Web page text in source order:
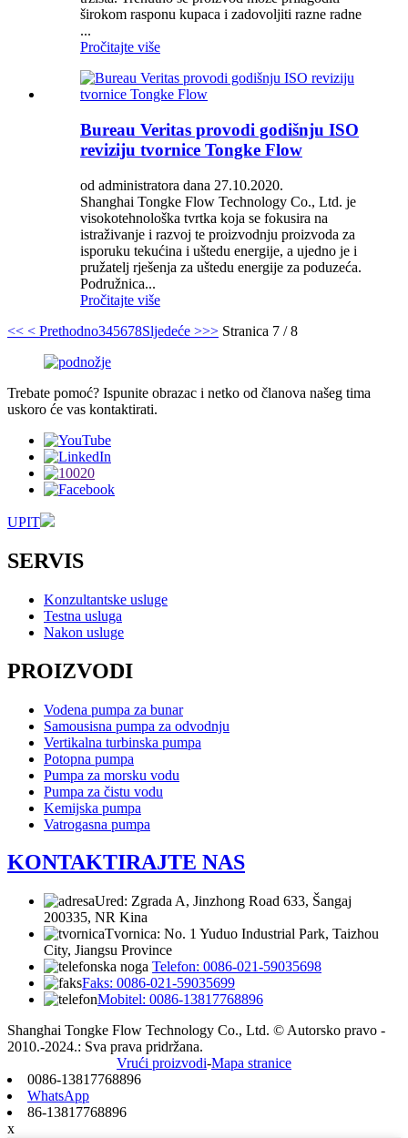
širokom rasponu kupaca i zadovoljiti razne radne
...
Pročitajte više
Bureau Veritas provodi godišnju ISO
reviziju tvornice Tongke Flow
od administratora dana 27.10.2020.
Shanghai Tongke Flow Technology Co., Ltd. je
visokotehnološka tvrtka koja se fokusira na
istraživanje i razvoj te proizvodnju proizvoda za
isporuku tekućina i uštedu energije, a ujedno je i
pružatelj rješenja za uštedu energije za poduzeća.
Podružnica...
Pročitajte više
<< < Prethodno345678Sljedeće >>> Stranica 7 / 8
Trebate pomoć? Ispunite obrazac i netko od članova našeg tima
uskoro će vas kontaktirati.
UPIT
SERVIS
Konzultantske usluge
Testna usluga
Nakon usluge
PROIZVODI
Vodena pumpa za bunar
Samousisna pumpa za odvodnju
Vertikalna turbinska pumpa
Potopna pumpa
Pumpa za morsku vodu
Pumpa za čistu vodu
Kemijska pumpa
Vatrogasna pumpa
KONTAKTIRAJTE NAS
Ured: Zgrada A, Jinzhong Road 633, Šangaj
200335, NR Kina
Tvornica: No. 1 Yuduo Industrial Park, Taizhou
City, Jiangsu Province
Telefon: 0086-021-59035698
Faks: 0086-021-59035699
Mobitel: 0086-13817768896
Shanghai Tongke Flow Technology Co., Ltd. © Autorsko pravo -
2010.-2024.: Sva prava pridržana.
Vrući proizvodi-Mapa stranice
0086-13817768896
WhatsApp
86-13817768896
x